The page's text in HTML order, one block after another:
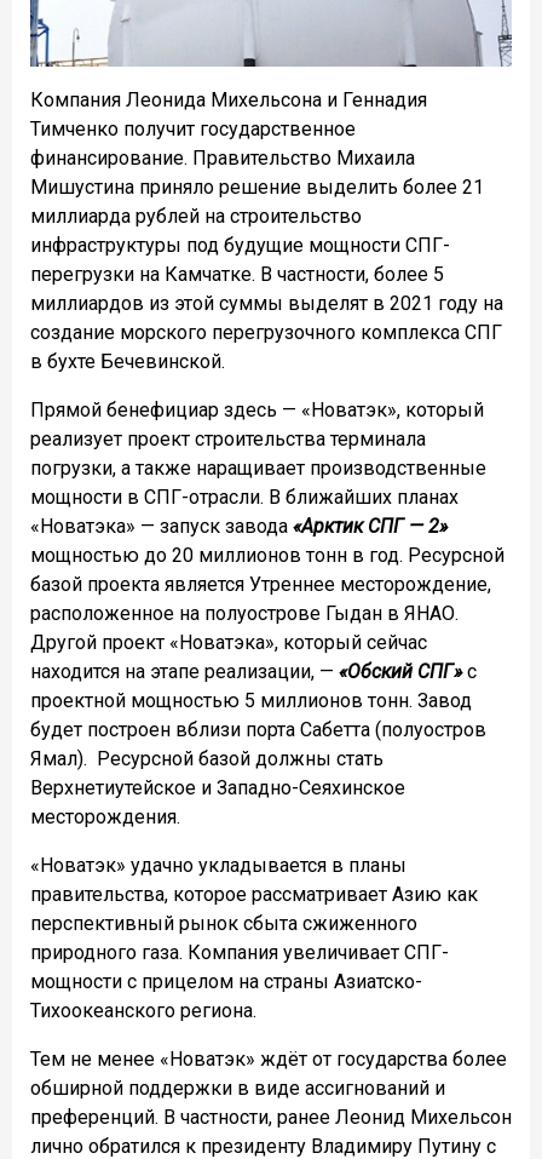
Компания Леонида Михельсона и Геннадия
Тимченко получит государственное
финансирование. Правительство Михаила
Мишустина приняло решение выделить более 21
миллиарда рублей на строительство
инфраструктуры под будущие мощности СПГ-
перегрузки на Камчатке. В частности, более 5
миллиардов из этой суммы выделят в 2021 году на
создание морского перегрузочного комплекса СПГ
в бухте Бечевинской.
Прямой бенефициар здесь — «Новатэк», который
реализует проект строительства терминала
погрузки, а также наращивает производственные
мощности в СПГ-отрасли. В ближайших планах
«Новатэка» — запуск завода «Арктик СПГ — 2»
мощностью до 20 миллионов тонн в год. Ресурсной
базой проекта является Утреннее месторождение,
расположенное на полуострове Гыдан в ЯНАО.
Другой проект «Новатэка», который сейчас
находится на этапе реализации, — «Обский СПГ»с
проектной мощностью 5 миллионов тонн. Завод
будет построен вблизи порта Сабетта (полуостров
Ямал). Ресурсной базой должны стать
Верхнетиутейское и Западно-Сеяхинское
месторождения.
«Новатэк» удачно укладывается в планы
правительства, которое рассматривает Азию как
перспективный рынок сбыта сжиженного
природного газа. Компания увеличивает СПГ-
мощности с прицелом на страны Азиатско-
Тихоокеанского региона.
Тем не менее «Новатэк» ждёт от государства более
обширной поддержки в виде ассигнований и
преференций. В частности, ранее Леонид Михельсон
лично обратился к президенту Владимиру Путину с